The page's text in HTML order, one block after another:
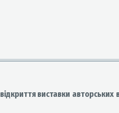
відкриття виставки авторських